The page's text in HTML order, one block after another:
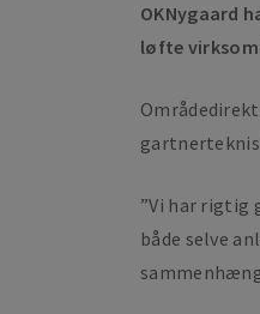
OKNygaard
løfte
”Vi har rigtig
både selve